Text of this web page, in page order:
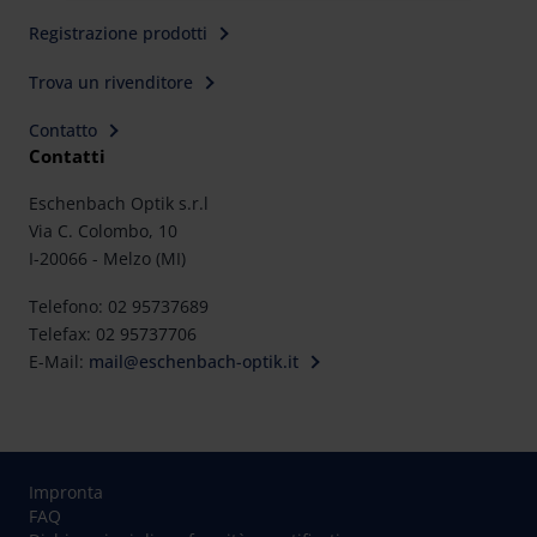
Further information on the procedures used and your
Registrazione prodotti
Trova un rivenditore
Contatto
Contatti
Eschenbach Optik s.r.l
Via C. Colombo, 10
I-20066 - Melzo (MI)
Telefono: 02 95737689
Telefax: 02 95737706
E-Mail: mail@eschenbach-optik.it
Impronta
FAQ